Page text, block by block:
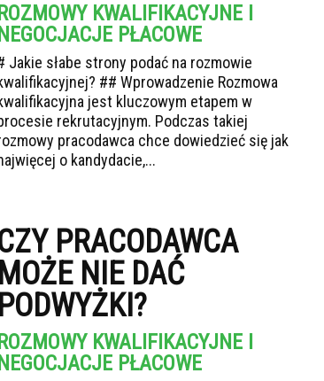
ROZMOWY KWALIFIKACYJNE I
NEGOCJACJE PŁACOWE
Jakie słabe strony podać na rozmowie
## Wprowadzenie Rozmowa
jest kluczowym etapem w
rekrutacyjnym. Podczas takiej
pracodawca chce dowiedzieć się jak
o kandydacie,...
PRACODAWCA
MOŻE NIE DAĆ
PODWYŻKI?
ROZMOWY KWALIFIKACYJNE I
NEGOCJACJE PŁACOWE